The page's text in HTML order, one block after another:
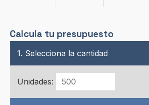
Calcula tu presupuesto
1. Selecciona la cantidad
Unidades: